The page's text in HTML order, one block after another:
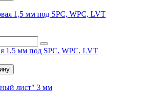
1,5 мм под SPC, WPC, LVT